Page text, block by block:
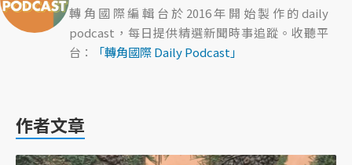
轉角國際編輯台於2016年開始製作的daily
podcast，每日提供精選新聞時事追蹤。收聽平
台：
「轉角國際 Daily Podcast」
作者文章